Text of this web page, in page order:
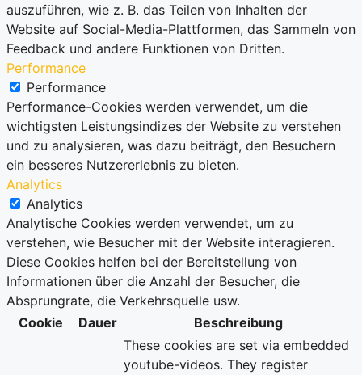
auszuführen, wie z. B. das Teilen von Inhalten der
Website auf Social-Media-Plattformen, das Sammeln von
Feedback und andere Funktionen von Dritten.
Performance
Performance
Performance-Cookies werden verwendet, um die
wichtigsten Leistungsindizes der Website zu verstehen
und zu analysieren, was dazu beiträgt, den Besuchern
ein besseres Nutzererlebnis zu bieten.
Analytics
Analytics
Analytische Cookies werden verwendet, um zu
verstehen, wie Besucher mit der Website interagieren.
Diese Cookies helfen bei der Bereitstellung von
Informationen über die Anzahl der Besucher, die
Absprungrate, die Verkehrsquelle usw.
Cookie
Dauer Beschreibung
These cookies are set via embedded
youtube-videos. They register